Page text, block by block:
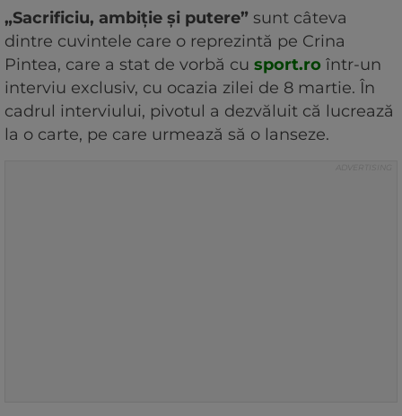
„Sacrificiu, ambiție și putere” sunt câteva
dintre cuvintele care o reprezintă pe Crina
Pintea, care a stat de vorbă cu sport.ro într-un
interviu exclusiv, cu ocazia zilei de 8 martie. În
cadrul interviului, pivotul a dezvăluit că lucrează
la o carte, pe care urmează să o lanseze.